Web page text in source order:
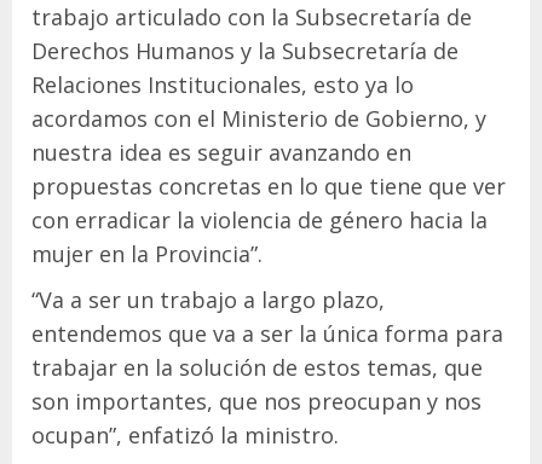
trabajo articulado con la Subsecretaría de
Derechos Humanos y la Subsecretaría de
Relaciones Institucionales, esto ya lo
acordamos con el Ministerio de Gobierno, y
nuestra idea es seguir avanzando en
propuestas concretas en lo que tiene que ver
con erradicar la violencia de género hacia la
mujer en la Provincia”.
“Va a ser un trabajo a largo plazo,
entendemos que va a ser la única forma para
trabajar en la solución de estos temas, que
son importantes, que nos preocupan y nos
ocupan”, enfatizó la ministro.